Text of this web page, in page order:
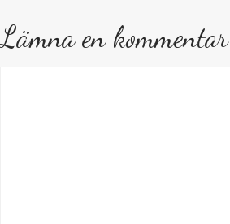
Lämna en kommentar